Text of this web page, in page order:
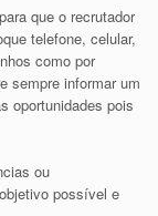
que o recrutador
telefone, celular,
como por
sempre informar um
oportunidades pois
ou
possível e